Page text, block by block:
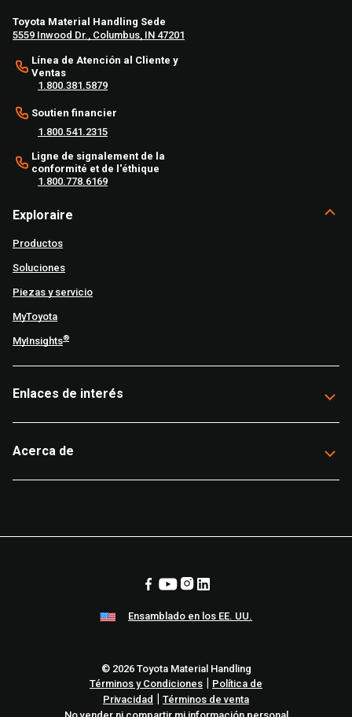
Toyota Material Handling Sede
5559 Inwood Dr., Columbus, IN 47201
Línea de Atención al Cliente y
Ventas
1.800.381.5879
Soutien financier
1.800.541.2315
Ligne de signalement de la
conformité et de l'éthique
1.800.778.6169
Exploraire
Productos
Soluciones
Piezas y servicio
MyToyota
MyInsights®
Enlaces de interés
Acerca de
Ensamblado en los EE. UU.
© 2026 Toyota Material Handling
Términos y Condiciones
Política de
Privacidad
Términos de venta